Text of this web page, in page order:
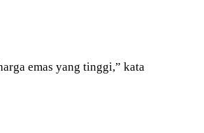
emas yang tinggi,” kata